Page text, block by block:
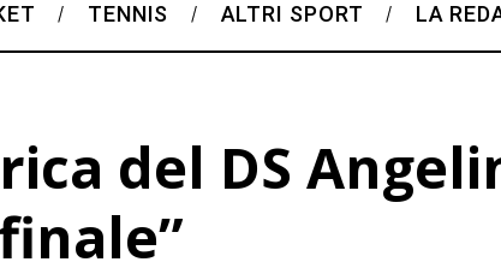
TENNIS ALTRI SPORT LA
del DS